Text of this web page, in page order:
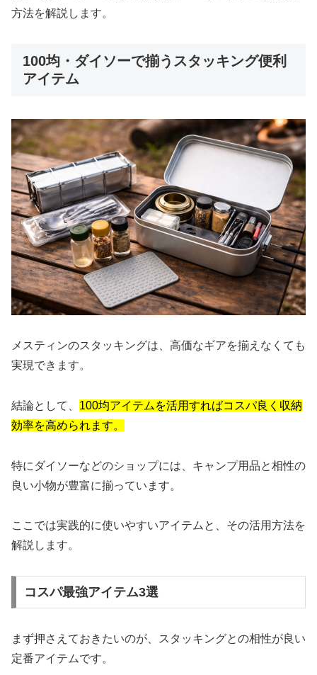
方法を解説します。
100均・ダイソーで揃うスタッキング便利
アイテム
メスティンのスタッキングは、高価なギアを揃えなくても
実現できます。
結論として、 100均アイテムを活用すればコスパ良く収納
効率を高められます。
特にダイソーなどのショップには、キャンプ用品と相性の
良い小物が豊富に揃っています。
ここでは実践的に使いやすいアイテムと、その活用方法を
解説します。
コスパ最強アイテム3選
まず押さえておきたいのが、スタッキングとの相性が良い
定番アイテムです。